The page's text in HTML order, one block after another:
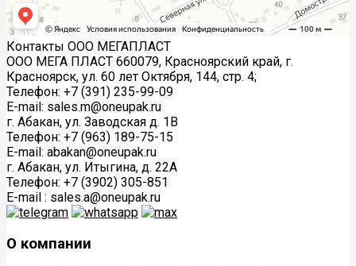
Контакты ООО МЕГАПЛАСТ
ООО МЕГА ПЛАСТ 660079, Красноярский край, г.
Красноярск, ул. 60 лет Октября, 144, стр. 4;
Телефон: +7 (391) 235-99-09
E-mail: sales.m@oneupak.ru
г. Абакан, ул. Заводская д. 1В
Телефон: +7 (963) 189-75-15
E-mail: abakan@oneupak.ru
г. Абакан, ул. Итыгина, д. 22А
Телефон: +7 (3902) 305-851
E-mail : sales.a@oneupak.ru
О компании